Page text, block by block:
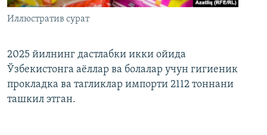
Иллюстратив сурат
2025 йилнинг дастлабки икки ойида
Ўзбекистонга аёллар ва болалар учун гигиеник
прокладка ва тагликлар импорти 2112 тоннани
ташкил этган.